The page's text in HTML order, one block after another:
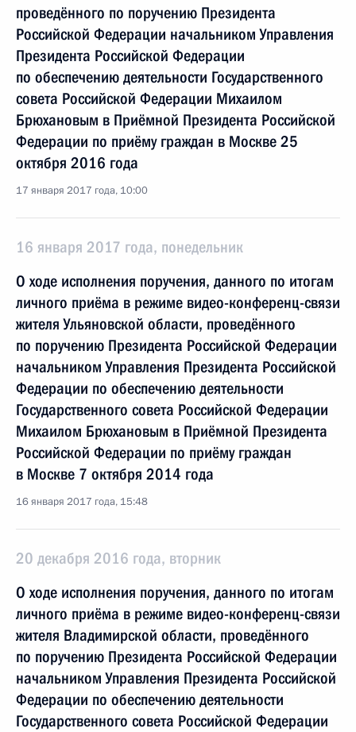
проведённого по поручению Президента
Российской Федерации начальником Управления
Президента Российской Федерации
по обеспечению деятельности Государственного
совета Российской Федерации Михаилом
Брюхановым в Приёмной Президента Российской
Федерации по приёму граждан в Москве 25
октября 2016 года
17 января 2017 года, 10:00
16 января 2017 года, понедельник
О ходе исполнения поручения, данного по итогам
личного приёма в режиме видео-конференц-связи
жителя Ульяновской области, проведённого
по поручению Президента Российской Федерации
начальником Управления Президента Российской
Федерации по обеспечению деятельности
Государственного совета Российской Федерации
Михаилом Брюхановым в Приёмной Президента
Российской Федерации по приёму граждан
в Москве 7 октября 2014 года
16 января 2017 года, 15:48
20 декабря 2016 года, вторник
О ходе исполнения поручения, данного по итогам
личного приёма в режиме видео-конференц-связи
жителя Владимирской области, проведённого
по поручению Президента Российской Федерации
начальником Управления Президента Российской
Федерации по обеспечению деятельности
Государственного совета Российской Федерации